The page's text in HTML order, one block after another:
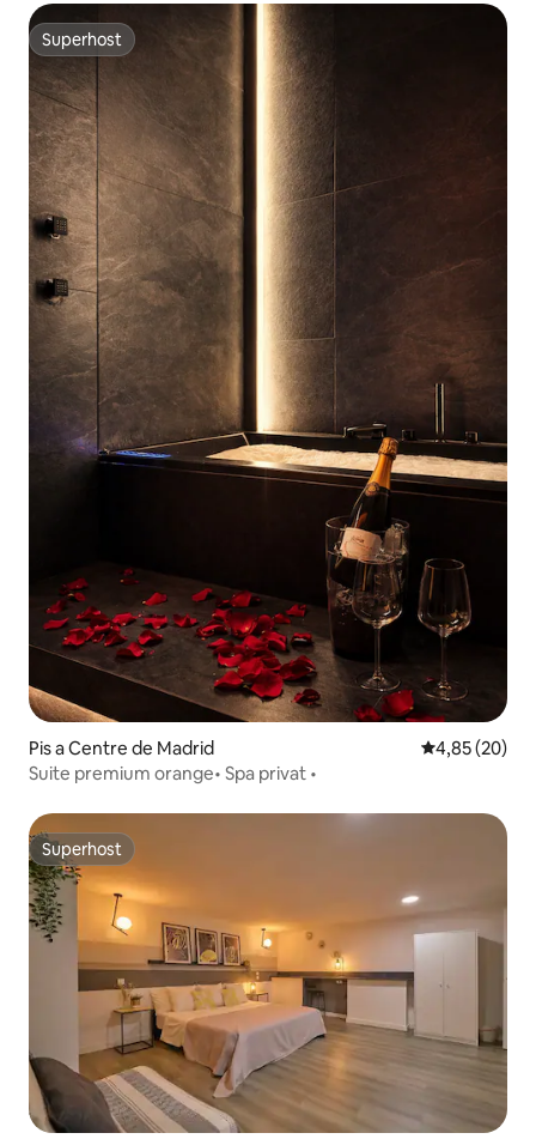
Superhost
Superhost
Pis a Centre de Madrid 4,85 de
4,85 (20)
Suite premium orange• Spa privat •
Superhost
Superhost